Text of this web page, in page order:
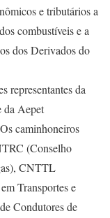
e tributários a
combustíveis e a
dos Derivados do
representantes da
da Aepet
caminhoneiros
(Conselho
CNTTL
Transportes e
Condutores de